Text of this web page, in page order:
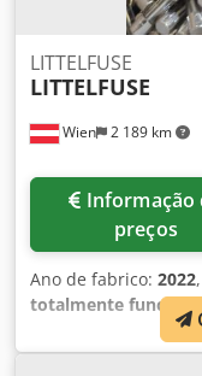
Wien 2 189 km
LITTELFUSE
LITTELFUSE
preços
Ano de fabrico: 2022
totalmente funcional
Aldsr Os fusíveis
CA. 10 unidades –